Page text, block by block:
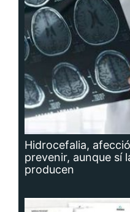
Hidrocefalia,
prevenir, aunque sí
producen